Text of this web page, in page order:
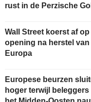
rust in de Perzische
Wall Street koerst af
opening na herstel
Europa
Europese beurzen
hoger terwijl